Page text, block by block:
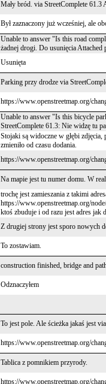
Mały bród. via StreetComplete 61.3
Był zaznaczony już wcześniej, ale
Unable to answer "Is this road
żadnej drogi. Do usunięcia Attached
Usunięta
Parking przy drodze via
https://www.openstreetmap.org/
Unable to answer "Is this bicycle
StreetComplete 61.3: Nie widzę tu
Stojaki są widoczne w głębi
zmieniło od czasu dodania.
https://www.openstreetmap.org/
Na mapie jest tu numer domu. W
trochę jest zamieszania z takimi
https://www.openstreetmap.org/
ktoś zbuduje i od razu jest adres jak
Z drugiej strony jest sporo nowych
To zostawiam.
construction finished, bridge and
Odznaczyłem
To jest pole. Ale ścieżka jakaś jest
https://www.openstreetmap.org/
Tablica z pomnikiem przyrody.
https://www.openstreetmap.org/